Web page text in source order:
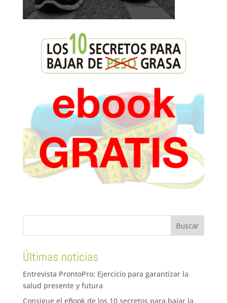
Últimas noticias
Entrevista ProntoPro: Ejercicio para garantizar la
salud presente y futura
Consigue el eBook de los 10 secretos para bajar la